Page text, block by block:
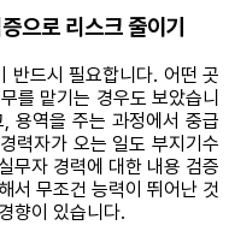
으로 리스크 줄이기
반드시 필요합니다. 어떤 곳
를 맡기는 경우도 보았습니
용역을 주는 과정에서 중급
력자가 오는 일도 부지기수
무자 경력에 대한 내용 검증
서 무조건 능력이 뛰어난 것
향이 있습니다.